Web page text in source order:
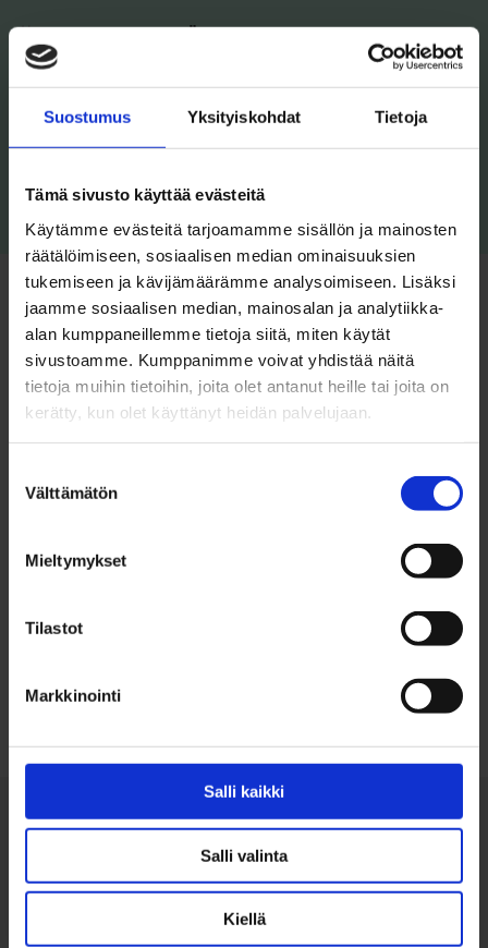
Suostumus Yksityiskohdat Tietoja
Tämä sivusto käyttää evästeitä
Käytämme evästeitä tarjoamamme sisällön ja mainosten
räätälöimiseen, sosiaalisen median ominaisuuksien
tukemiseen ja kävijämäärämme analysoimiseen. Lisäksi
jaamme sosiaalisen median, mainosalan ja analytiikka-
alan kumppaneillemme tietoja siitä, miten käytät
sivustoamme. Kumppanimme voivat yhdistää näitä
tietoja muihin tietoihin, joita olet antanut heille tai joita on
kerätty, kun olet käyttänyt heidän palvelujaan.
valinta
Välttämätön
Mieltymykset
Tilastot
Markkinointi
Salli kaikki
Salli valinta
Kiellä
25.05.2026 BYSTRÖMIN OHJAAMO ETUSIVU
Onko opiskelijaelämää ilman
päihteitä?